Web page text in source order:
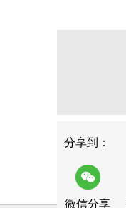
分享到：
微信分享